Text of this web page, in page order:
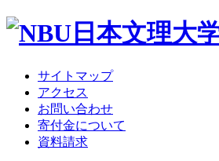
サイトマップ
アクセス
お問い合わせ
寄付金について
資料請求